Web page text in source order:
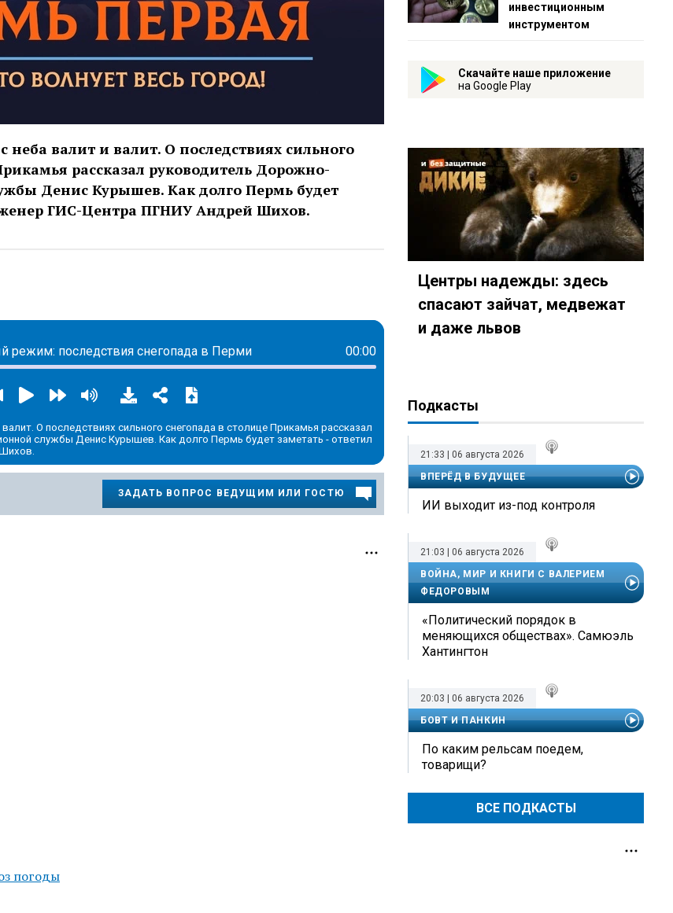
неба валит и валит. О последствиях сильного
рассказал руководитель Дорожно-
Денис Курышев. Как долго Пермь будет
ГИС-Центра ПГНИУ Андрей Шихов.
режим: последствия снегопада в Перми 00:00
О последствиях сильного снегопада в столице Прикамья рассказал
службы Денис Курышев. Как долго Пермь будет заметать - ответил
ЗАДАТЬ ВОПРОС ВЕДУЩИМ ИЛИ ГОСТЮ
погоды
инвестиционным
инструментом
Скачайте наше приложение
на Google Play
Центры надежды: здесь
спасают зайчат, медвежат
и даже львов
Подкасты
21:33 | 06 августа 2026
ВПЕРЁД В БУДУЩЕЕ
ИИ выходит из-под контроля
21:03 | 06 августа 2026
ВОЙНА, МИР И КНИГИ С ВАЛЕРИЕМ
ФЕДОРОВЫМ
«Политический порядок в
меняющихся обществах». Самюэль
Хантингтон
20:03 | 06 августа 2026
БОВТ И ПАНКИН
По каким рельсам поедем,
товарищи?
ВСЕ ПОДКАСТЫ